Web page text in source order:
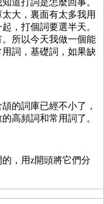
道打詞是怎麼回事。
大，裏面有太多我用
，打個詞要選半天。
所以今天我做一個能
詞，基礎詞，如果缺
的詞庫已經不小了，
高頻詞和常用詞了。
，用z開頭將它們分